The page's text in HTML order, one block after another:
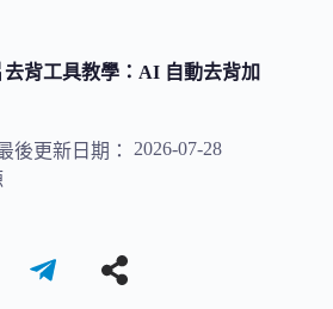
背工具教學：AI 自動去背加
後更新日期：
2026-07-28